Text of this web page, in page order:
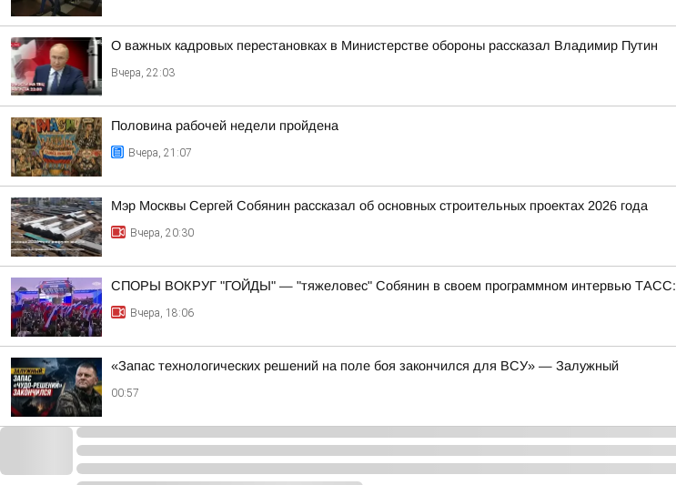
О важных кадровых перестановках в Министерстве обороны рассказал Владимир Путин
Вчера, 22:03
Половина рабочей недели пройдена
Вчера, 21:07
Мэр Москвы Сергей Собянин рассказал об основных строительных проектах 2026 года
Вчера, 20:30
СПОРЫ ВОКРУГ "ГОЙДЫ" — "тяжеловес" Собянин в своем программном интервью ТАСС:
Вчера, 18:06
«Запас технологических решений на поле боя закончился для ВСУ» — Залужный
00:57